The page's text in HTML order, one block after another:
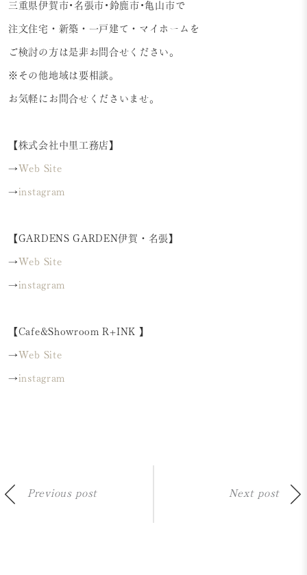
三重県伊賀市•名張市•鈴鹿市•亀山市で
注文住宅・新築・一戸建て・マイホームを
ご検討の方は是非お問合せください。
※その他地域は要相談。
お気軽にお問合せくださいませ。
【株式会社中里工務店】
→ Web Site
→ instagram
【GARDENS GARDEN伊賀・名張】
→ Web Site
→ instagram
【Cafe&Showroom R+INK 】
→ Web Site
→ instagram
Previous post Next post